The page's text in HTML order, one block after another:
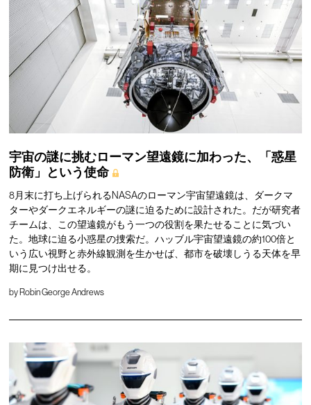
宇宙の謎に挑むローマン望遠鏡に加わった、「惑星
防衛」という使命
8月末に打ち上げられるNASAのローマン宇宙望遠鏡は、ダークマ
ターやダークエネルギーの謎に迫るために設計された。だが研究者
チームは、この望遠鏡がもう一つの役割を果たせることに気づい
た。地球に迫る小惑星の捜索だ。ハッブル宇宙望遠鏡の約100倍と
いう広い視野と赤外線観測を生かせば、都市を破壊しうる天体を早
期に見つけ出せる。
by Robin George Andrews